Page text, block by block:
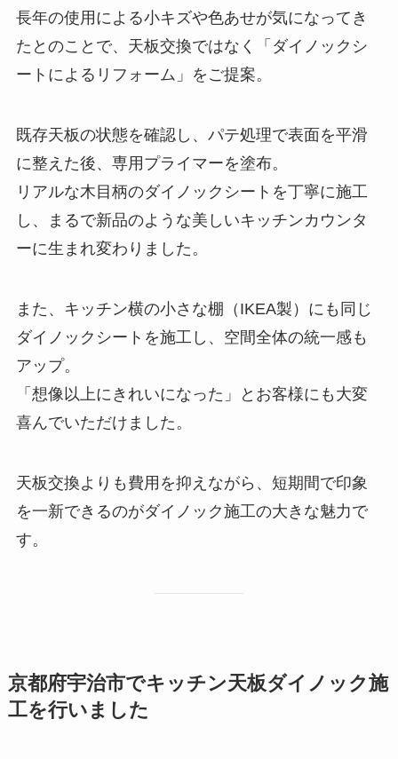
長年の使用による小キズや色あせが気になってき
たとのことで、天板交換ではなく「ダイノックシ
ートによるリフォーム」をご提案。
既存天板の状態を確認し、パテ処理で表面を平滑
に整えた後、専用プライマーを塗布。
リアルな木目柄のダイノックシートを丁寧に施工
し、まるで新品のような美しいキッチンカウンタ
ーに生まれ変わりました。
また、キッチン横の小さな棚（IKEA製）にも同じ
ダイノックシートを施工し、空間全体の統一感も
アップ。
「想像以上にきれいになった」とお客様にも大変
喜んでいただけました。
天板交換よりも費用を抑えながら、短期間で印象
を一新できるのがダイノック施工の大きな魅力で
す。
京都府宇治市でキッチン天板ダイノック施
工を行いました